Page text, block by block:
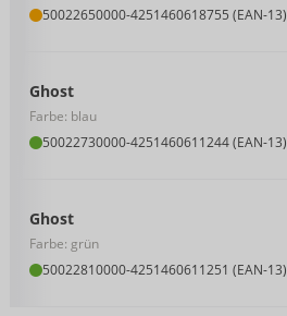
50022650000-4251460618755 (EAN-13)
Ghost
Farbe: blau
50022730000-4251460611244 (EAN-13)
Ghost
Farbe: grün
50022810000-4251460611251 (EAN-13)